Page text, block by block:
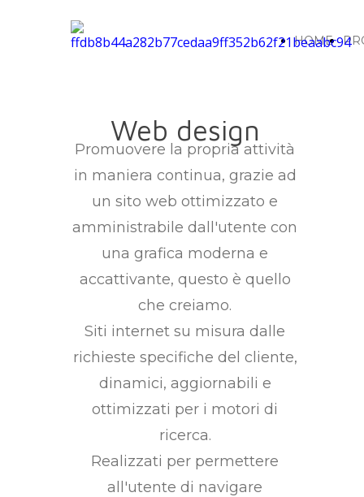
HOME
Web design
Promuovere la propria attività
in maniera continua, grazie ad
un sito web ottimizzato e
amministrabile dall'utente con
una grafica moderna e
accattivante, questo è quello
che creiamo.
Siti internet su misura dalle
richieste specifiche del cliente,
dinamici, aggiornabili e
ottimizzati per i motori di
ricerca.
Realizzati per permettere
all'utente di navigare